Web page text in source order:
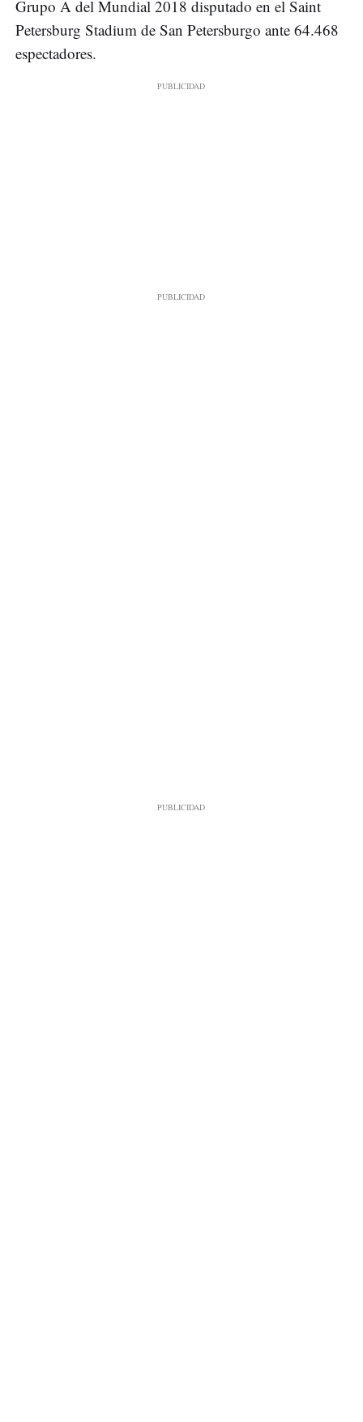
Grupo A del Mundial 2018 disputado en el Saint
Petersburg Stadium de San Petersburgo ante 64.468
espectadores.